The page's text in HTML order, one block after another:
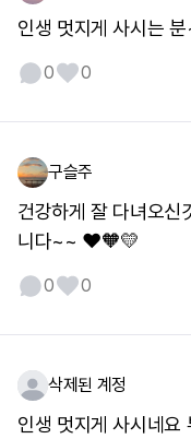
인생 멋지게 사시는
0 0
구슬주
건강하게 잘 다녀오신
니다~~ ❤️🧡💛
0 0
삭제된 계정
인생 멋지게 사시네요